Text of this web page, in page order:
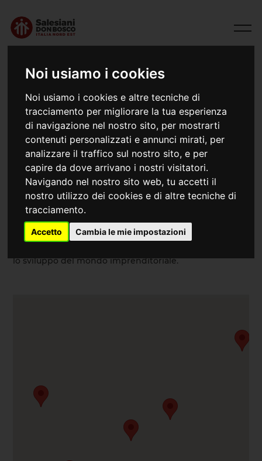
Noi usiamo i cookies
Noi usiamo i cookies e altre tecniche di
tracciamento per migliorare la tua esperienza
di navigazione nel nostro sito, per mostrarti
contenuti personalizzati e annunci mirati, per
analizzare il traffico sul nostro sito, e per
capire da dove arrivano i nostri visitatori.
Navigando nel nostro sito web, tu accetti il
nostro utilizzo dei cookies e di altre tecniche di
tracciamento.
Accetto Cambia le mie impostazioni
CFP
Salesiani Don Bosco Italia - Nord Est
Centri di formazione professionalisi preoccupano di
promuovere la formazione umana, cristiana e
professionale dei giovani. La formazione professionale
risulta uno strumento efficace per la maturazione
umana integrale e la prevenzione del disagio giovanile,
lo sviluppo del mondo imprenditoriale.